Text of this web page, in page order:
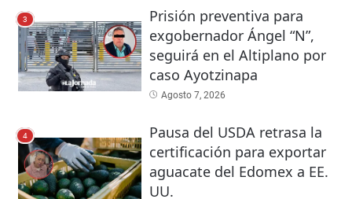
3
Prisión preventiva para
exgobernador Ángel “N”,
seguirá en el Altiplano por
caso Ayotzinapa
Agosto 7, 2026
4
Pausa del USDA retrasa la
certificación para exportar
aguacate del Edomex a EE.
UU.